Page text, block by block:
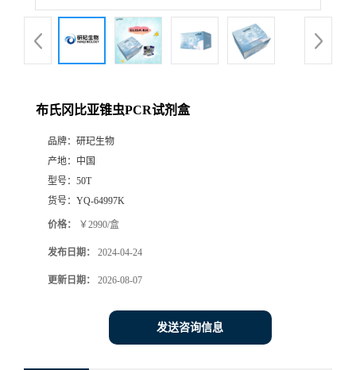
布氏冈比亚锥虫PCR试剂盒
品牌： 研玘生物
产地： 中国
型号： 50T
货号： YQ-64997K
价格： ￥2990/盒
发布日期： 2024-04-24
更新日期： 2026-08-07
发送咨询信息